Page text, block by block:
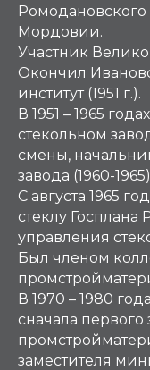
Мордовии.
Участник
Окончил
институт (1951 г.).
В 1951 – 1965
стекольном
смены,
завода (1960-
С августа 1965
стеклу Госплана
управления
Был членом
В 1970 – 1980
сначала первого
заместителя